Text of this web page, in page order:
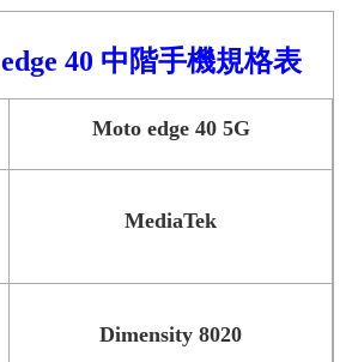
edge 40 中階手機規格表
Moto edge 40 5G
MediaTek
Dimensity 8020